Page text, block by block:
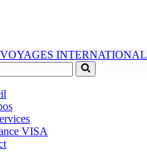
VISA